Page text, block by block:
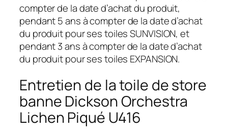
compter de la date d’achat du produit,
pendant 5 ans à compter de la date d’achat
du produit pour ses toiles SUNVISION, et
pendant 3 ans à compter de la date d’achat
du produit pour ses toiles EXPANSION.
Entretien de la toile de store
banne Dickson Orchestra
Lichen Piqué U416